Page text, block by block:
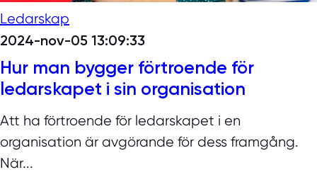
Ledarskap
2024-nov-05 13:09:33
Hur man bygger förtroende för
ledarskapet i sin organisation
Att ha förtroende för ledarskapet i en
organisation är avgörande för dess framgång.
När...